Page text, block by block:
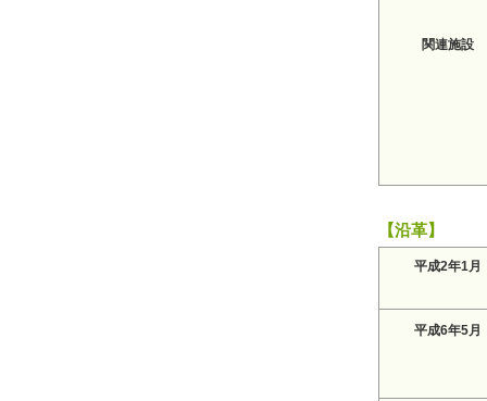
関連施設
【沿革】
平成2年1月
平成6年5月